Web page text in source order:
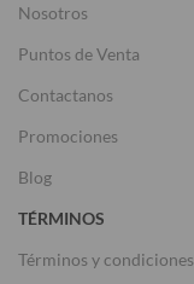
Nosotros
Puntos de Venta
Contactanos
Promociones
Blog
TÉRMINOS
Términos y condiciones